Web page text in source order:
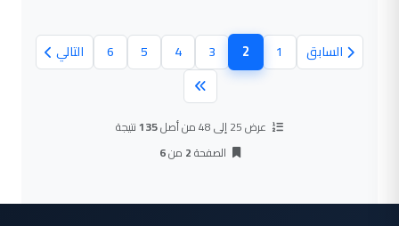
السابق 1
2(الصفحة الحالية)
3
4
5
6 التالي
عرض 25 إلى 48 من أصل 135نتيجة
الصفحة2 من6